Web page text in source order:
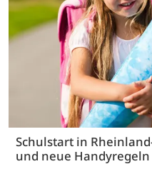
Schulstart in
und neue Handyregeln